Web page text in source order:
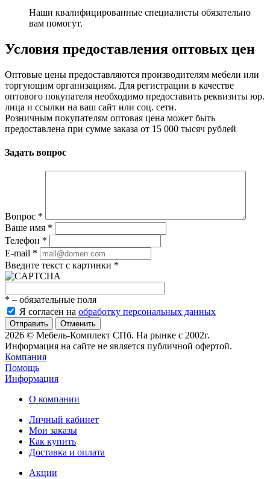
Наши квалифицированные специалисты обязательно
вам помогут.
Условия предоставления оптовых цен
Оптовые цены предоставляются производителям мебели или
торгующим организациям. Для регистрации в качестве
оптового покупателя необходимо предоставить реквизиты юр.
лица и ссылки на ваш сайт или соц. сети.
Розничным покупателям оптовая цена может быть
предоставлена при сумме заказа от 15 000 тысяч рублей
Задать вопрос
Вопрос *
Ваше имя *
Телефон *
E-mail *
Введите текст с картинки *
* – обязательные поля
Я согласен на обработку персональных данных
Отменить
2026 © Мебель-Комплект СПб. На рынке с 2002г.
Информация на сайте не является публичной офертой.
Компания
Помощь
Информация
О компании
Личный кабинет
Мои заказы
Как купить
Доставка и оплата
Акции